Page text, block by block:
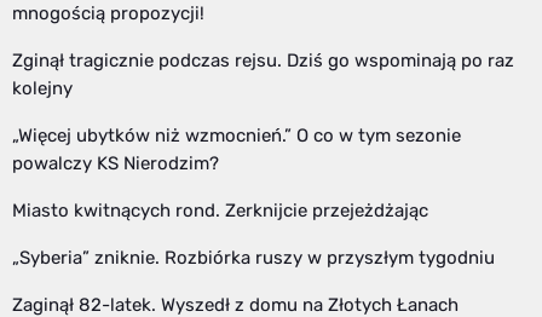
mnogością propozycji!
Zginął tragicznie podczas rejsu. Dziś go wspominają po raz
kolejny
„Więcej ubytków niż wzmocnień.” O co w tym sezonie
powalczy KS Nierodzim?
Miasto kwitnących rond. Zerknijcie przejeżdżając
„Syberia” zniknie. Rozbiórka ruszy w przyszłym tygodniu
Zaginął 82-latek. Wyszedł z domu na Złotych Łanach